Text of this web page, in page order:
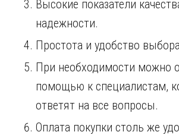
Высокие показатели
надежности.
Простота и удобство
При необходимости можно
помощью к специалистам,
ответят на все вопросы.
Оплата покупки столь же